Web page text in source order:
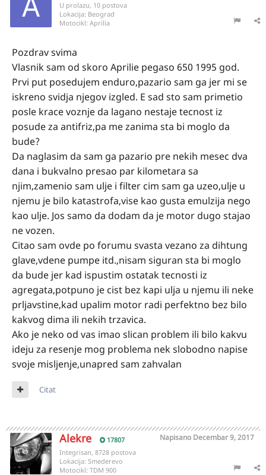
U prolazu, 10 postova
Lokacija: Beograd
Motocikl: Aprilia
Pozdrav svima
Vlasnik sam od skoro Aprilie pegaso 650 1995 god.
Prvi put posedujem enduro,pazario sam ga jer mi se
iskreno svidja njegov izgled. E sad sto sam primetio
posle krace voznje da lagano nestaje tecnost iz
posude za antifriz,pa me zanima sta bi moglo da
bude?
Da naglasim da sam ga pazario pre nekih mesec dva
dana i bukvalno presao par kilometara sa
njim,zamenio sam ulje i filter cim sam ga uzeo,ulje u
njemu je bilo katastrofa,vise kao gusta emulzija nego
kao ulje. Jos samo da dodam da je motor dugo stajao
ne vozen.
Citao sam ovde po forumu svasta vezano za dihtung
glave,vdene pumpe itd.,nisam siguran sta bi moglo
da bude jer kad ispustim ostatak tecnosti iz
agregata,potpuno je cist bez kapi ulja u njemu ili neke
prljavstine,kad upalim motor radi perfektno bez bilo
kakvog dima ili nekih trzavica.
Ako je neko od vas imao slican problem ili bilo kakvu
ideju za resenje mog problema nek slobodno napise
svoje misljenje,unapred sam zahvalan
Citat
Alekre 17807 Napisano Decembar 9, 2017
Integrisan, 8728 postova
Lokacija: Smederevo
Motocikl: TDM 900